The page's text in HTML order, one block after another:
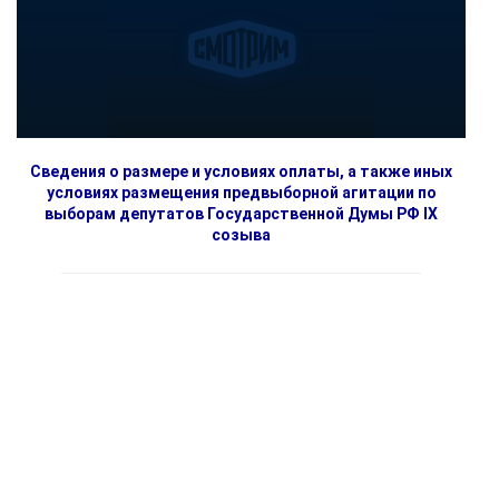
Сведения о размере и условиях оплаты, а также иных
условиях размещения предвыборной агитации по
выборам депутатов Государственной Думы РФ IX
созыва